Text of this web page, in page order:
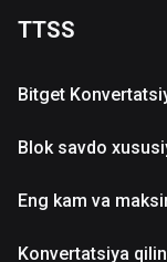
TTSS
Bitget
Blok savdo
Eng kam va
Konvertatsiya